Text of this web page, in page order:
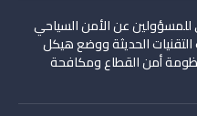
للمسؤولين عن الأمن السياحي
الحديثة ووضع هيكل
أمن القطاع ومكافحة